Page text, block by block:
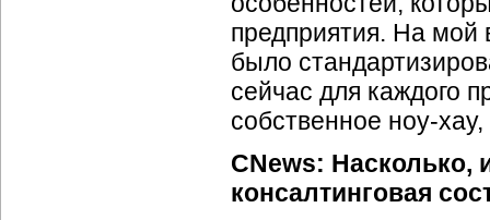
предприятия. На
было
сейчас для каждого
собственное ноу-хау,
CNews: Насколько,
консалтинговая